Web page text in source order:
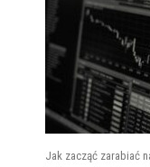
Jak zacząć zarabiać